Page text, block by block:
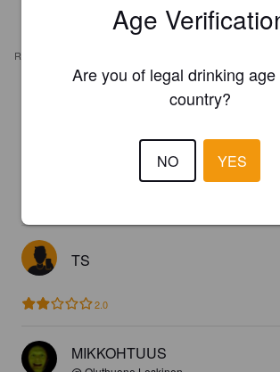
REVIEWS
Hedelmätön sour. Helppo, oluen makuinen,
TS
2.0
MIKKOHTUUS
Age
Are you of legal drinking
country?
NO YES